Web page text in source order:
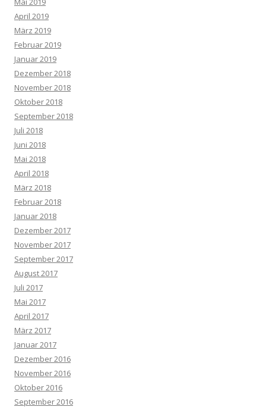
April 2019
März 2019
Februar 2019
Januar 2019
Dezember 2018
November 2018
Oktober 2018
September 2018
Juli 2018
Juni 2018
Mai 2018
April 2018
März 2018
Februar 2018
Januar 2018
Dezember 2017
November 2017
September 2017
August 2017
Juli 2017
Mai 2017
April 2017
März 2017
Januar 2017
Dezember 2016
November 2016
Oktober 2016
September 2016